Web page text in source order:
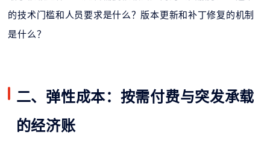
的技术门槛和人员要求是什么？版本更新和补丁修复的机制
是什么？
二、弹性成本：按需付费与突发承载
的经济账